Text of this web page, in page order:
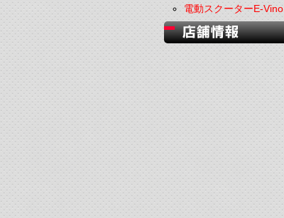
電動スクーターE-Vino